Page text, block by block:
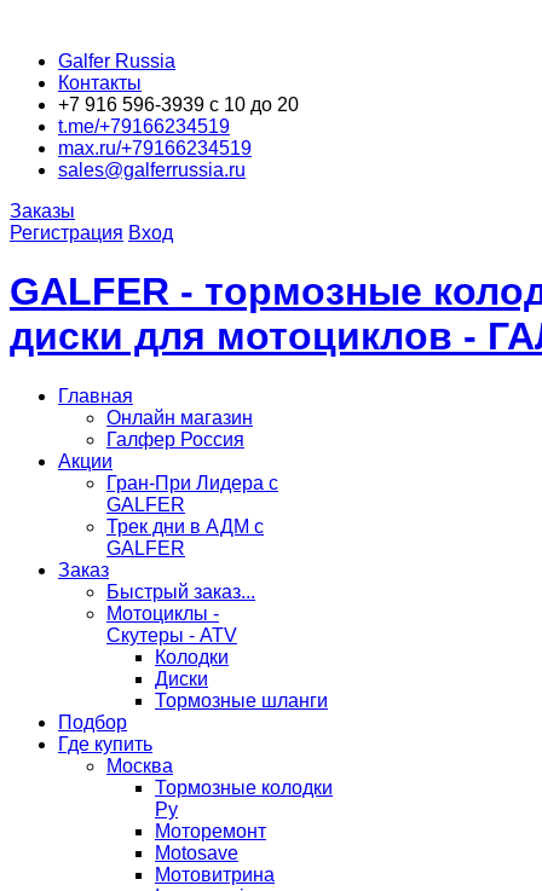
Galfer Russia
Контакты
+7 916 596-3939 с 10 до 20
t.me/+79166234519
max.ru/+79166234519
sales@galferrussia.ru
Заказы
Регистрация Вход
GALFER - тормозные
диски для мотоциклов -
Главная
Онлайн магазин
Галфер Россия
Акции
Гран-При Лидера c
GALFER
Трек дни в АДМ с
GALFER
Заказ
Быстрый заказ...
Мотоциклы -
Скутеры - ATV
Колодки
Диски
Тормозные шланги
Подбор
Где купить
Москва
Тормозные колодки
Ру
Моторемонт
Motosave
Мотовитрина